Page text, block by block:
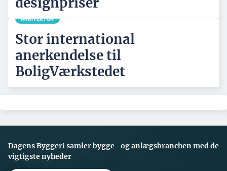
ARKITEKTUR
Stor international
anerkendelse til
BoligVærkstedet
Dagens Byggeri samler bygge- og anlægsbranchen med de
vigtigste nyheder